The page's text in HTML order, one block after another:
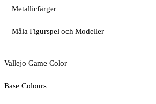
Metallicfärger
Måla Figurspel och Modeller
Vallejo Game Color
Base Colours